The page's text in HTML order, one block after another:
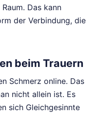
Das kann
der Verbindung, die
beim Trauern
Schmerz online. Das
nicht allein ist. Es
sich Gleichgesinnte